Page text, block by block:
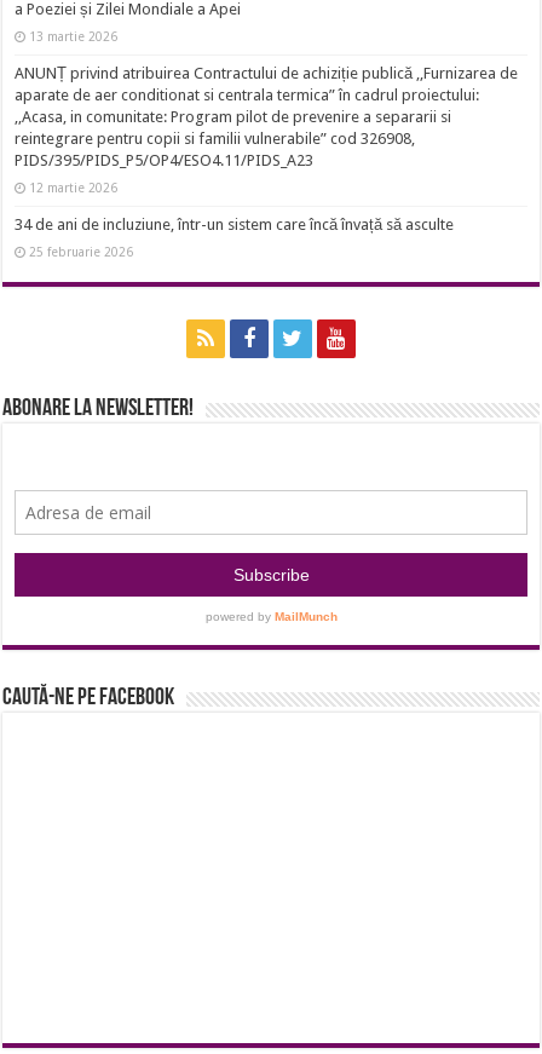
a Poeziei și Zilei Mondiale a Apei
13 martie 2026
ANUNȚ privind atribuirea Contractului de achiziție publică ,,Furnizarea de
aparate de aer conditionat si centrala termica” în cadrul proiectului:
,,Acasa, in comunitate: Program pilot de prevenire a separarii si
reintegrare pentru copii si familii vulnerabile” cod 326908,
PIDS/395/PIDS_P5/OP4/ESO4.11/PIDS_A23
12 martie 2026
34 de ani de incluziune, într-un sistem care încă învață să asculte
25 februarie 2026
Abonare la newsletter!
Caută-ne pe Facebook